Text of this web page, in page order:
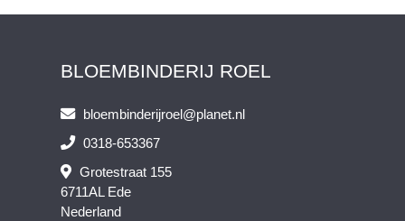
BLOEMBINDERIJ ROEL
bloembinderijroel@planet.nl
0318-653367
Grotestraat 155
6711AL Ede
Nederland